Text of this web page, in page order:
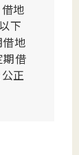
地
下
借地
期借
正